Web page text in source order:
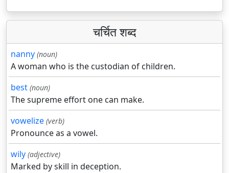
चर्चित शब्द
nanny (noun)
A woman who is the custodian of children.
best (noun)
The supreme effort one can make.
vowelize (verb)
Pronounce as a vowel.
wily (adjective)
Marked by skill in deception.